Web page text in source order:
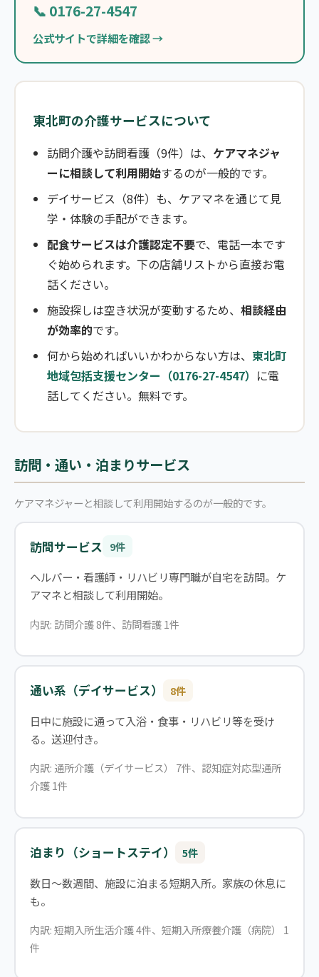
📞 0176-27-4547
公式サイトで詳細を確認 →
東北町の介護サービスについて
訪問介護や訪問看護（9件）は、 ケアマネジャ
ーに相談して利用開始するのが一般的です。
デイサービス（8件）も、ケアマネを通じて見
学・体験の手配ができます。
配食サービスは介護認定不要で、電話一本です
ぐ始められます。下の店舗リストから直接お電
話ください。
施設探しは空き状況が変動するため、 相談経由
が効率的です。
何から始めればいいかわからない方は、 東北町
地域包括支援センター（0176-27-4547） に電
話してください。無料です。
訪問・通い・泊まりサービス
ケアマネジャーと相談して利用開始するのが一般的です。
訪問サービス 9件
ヘルパー・看護師・リハビリ専門職が自宅を訪問。ケ
アマネと相談して利用開始。
内訳: 訪問介護 8件、訪問看護 1件
通い系（デイサービス） 8件
日中に施設に通って入浴・食事・リハビリ等を受け
る。送迎付き。
内訳: 通所介護（デイサービス） 7件、認知症対応型通所
介護 1件
泊まり（ショートステイ） 5件
数日〜数週間、施設に泊まる短期入所。家族の休息に
も。
内訳: 短期入所生活介護 4件、短期入所療養介護（病院） 1
件